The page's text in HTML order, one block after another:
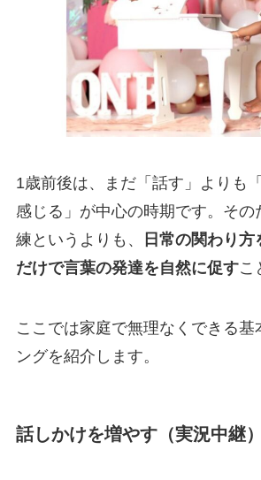
1歳前後は、まだ「話す」よりも
感じる」が中心の時期です。その
練というよりも、
日常の関わり
だけで言葉の発達を自然に促すこ
ここでは家庭で無理なくできる基
ングを紹介します。
話しかけを増やす（実況中継）